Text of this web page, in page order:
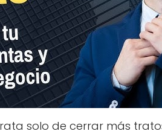
solo de cerrar más